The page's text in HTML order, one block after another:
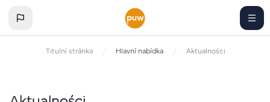
Titulní stránka Hlavní nabídka Aktualności